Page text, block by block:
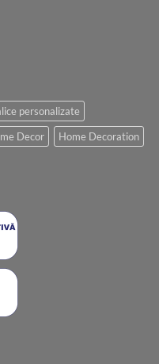
personalizate
Decor
Home Decoration